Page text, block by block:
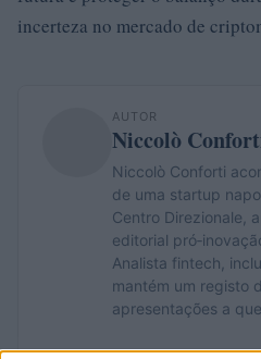
incerteza no mercado de
AUTOR
Niccolò
Niccolò Conforti
de uma startup
Centro Direzionale,
editorial
Analista fintech,
mantém um registo
apresentações a